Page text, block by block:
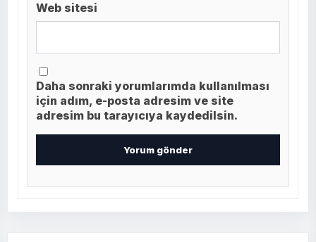
Web sitesi
Daha sonraki yorumlarımda kullanılması
için adım, e-posta adresim ve site
adresim bu tarayıcıya kaydedilsin.